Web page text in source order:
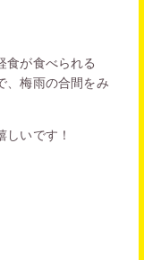
食が食べられる
、梅雨の合間をみ
いです！